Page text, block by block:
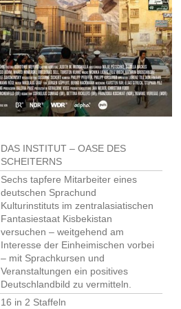
DAS INSTITUT – OASE DES
SCHEITERNS
Sechs tapfere Mitarbeiter eines
deutschen Sprachund
Kulturinstituts im zentralasiatischen
Fantasiestaat Kisbekistan
versuchen – weitgehend am
Interesse der Einheimischen vorbei
– mit Sprachkursen und
Veranstaltungen ein positives
Deutschlandbild zu vermitteln.
16 in 2 Staffeln